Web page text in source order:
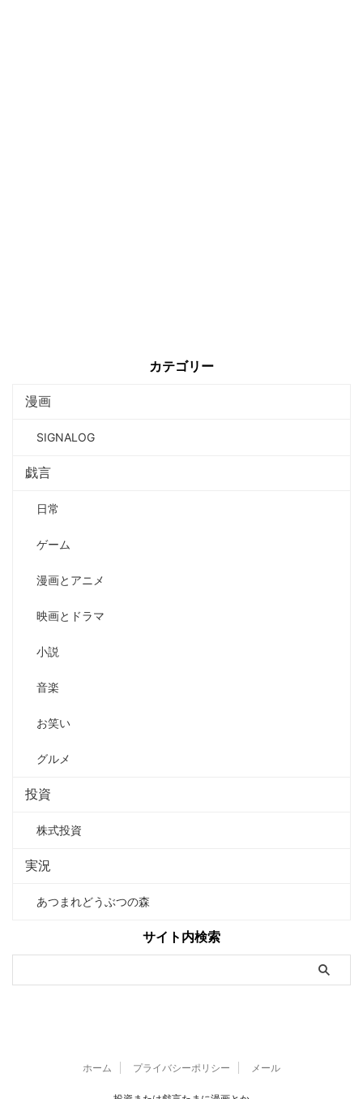
カテゴリー
漫画
SIGNALOG
戯言
日常
ゲーム
漫画とアニメ
映画とドラマ
小説
音楽
お笑い
グルメ
投資
株式投資
実況
あつまれどうぶつの森
サイト内検索
ホーム プライバシーポリシー メール